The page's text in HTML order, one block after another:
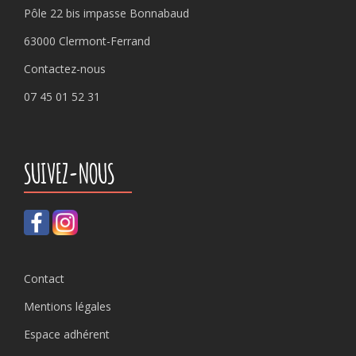
Pôle 22 bis impasse Bonnabaud
63000 Clermont-Ferrand
Contactez-nous
07 45 01 52 31
SUIVEZ-NOUS
Contact
Mentions légales
Espace adhérent